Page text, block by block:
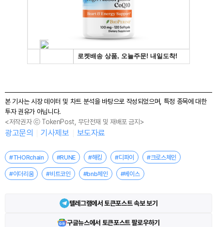
본 기사는 시장 데이터 및 차트 분석을 바탕으로 작성되었으며, 특정 종목에 대한
투자 권유가 아닙니다.
<저작권자 ⓒ TokenPost, 무단전재 및 재배포 금지>
광고문의 기사제보 보도자료
#THORchain #RUNE #해킹 #디파이 #크로스체인
#이더리움 #비트코인 #bnb체인 #베이스
텔레그램에서 토큰포스트 속보 보기
구글뉴스에서 토큰포스트 팔로우하기